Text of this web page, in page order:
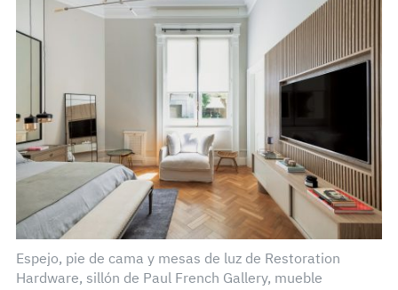
Espejo, pie de cama y mesas de luz de Restoration
Hardware, sillón de Paul French Gallery, mueble